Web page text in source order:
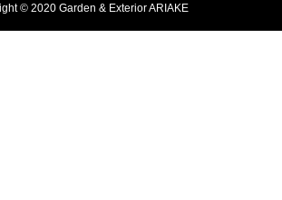
© 2020 Garden & Exterior ARIAKE